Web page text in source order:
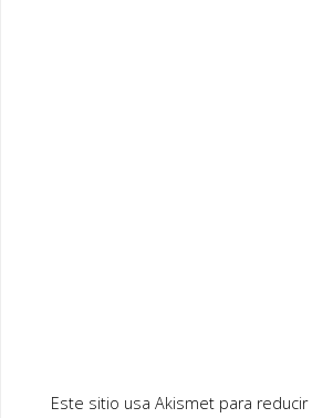
Este sitio usa Akismet para